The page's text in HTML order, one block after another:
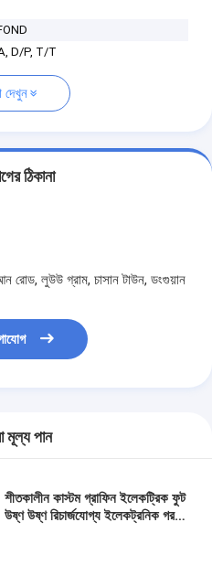
D/P, T/T
ঠিকানা
রোড, লুউউ গ্রাম, চাসান টাউন, ডংগুয়ান
মূল্য পান
শীতকালীন কাস্টম গ্রাফিন ইলেকট্রিক ফুট
উষ্ণ উষ্ণ রিচার্জযোগ্য ইলেকট্রনিক গরম